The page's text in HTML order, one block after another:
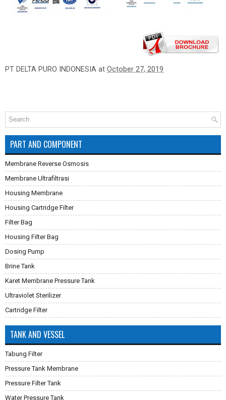
PT DELTA PURO INDONESIA at October 27, 2019
PART AND COMPONENT
Membrane Reverse Osmosis
Membrane Ultrafiltrasi
Housing Membrane
Housing Cartridge Filter
Filter Bag
Housing Filter Bag
Dosing Pump
Brine Tank
Karet Membrane Pressure Tank
Ultraviolet Sterilizer
Cartridge Filter
TANK AND VESSEL
Tabung Filter
Pressure Tank Membrane
Pressure Filter Tank
Water Pressure Tank